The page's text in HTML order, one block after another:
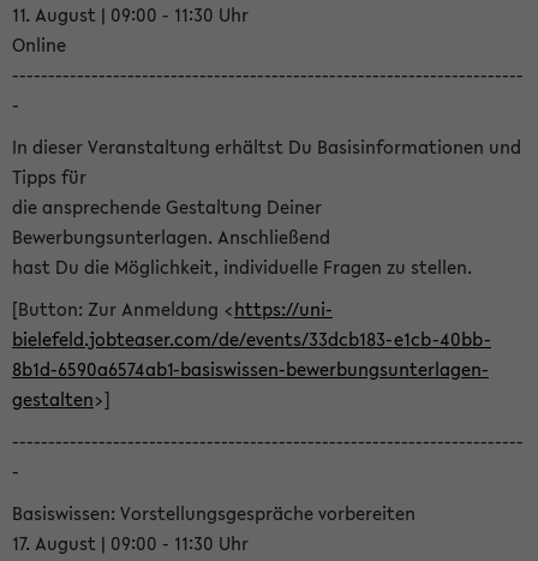
11. August | 09:00 - 11:30 Uhr
Online
-----------------------------------------------------------------------
-
In dieser Veranstaltung erhältst Du Basisinformationen und
Tipps für
die ansprechende Gestaltung Deiner
Bewerbungsunterlagen. Anschließend
hast Du die Möglichkeit, individuelle Fragen zu stellen.
[Button: Zur Anmeldung <https://uni-
bielefeld.jobteaser.com/de/events/33dcb183-e1cb-40bb-
8b1d-6590a6574ab1-basiswissen-bewerbungsunterlagen-
gestalten>]
-----------------------------------------------------------------------
-
Basiswissen: Vorstellungsgespräche vorbereiten
17. August | 09:00 - 11:30 Uhr